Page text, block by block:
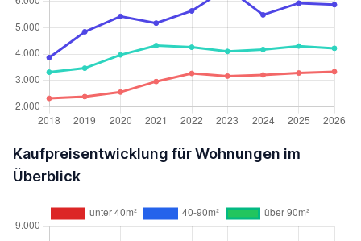
Kaufpreisentwicklung für Wohnungen im
Überblick